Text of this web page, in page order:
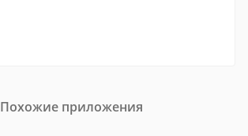
Похожие приложения